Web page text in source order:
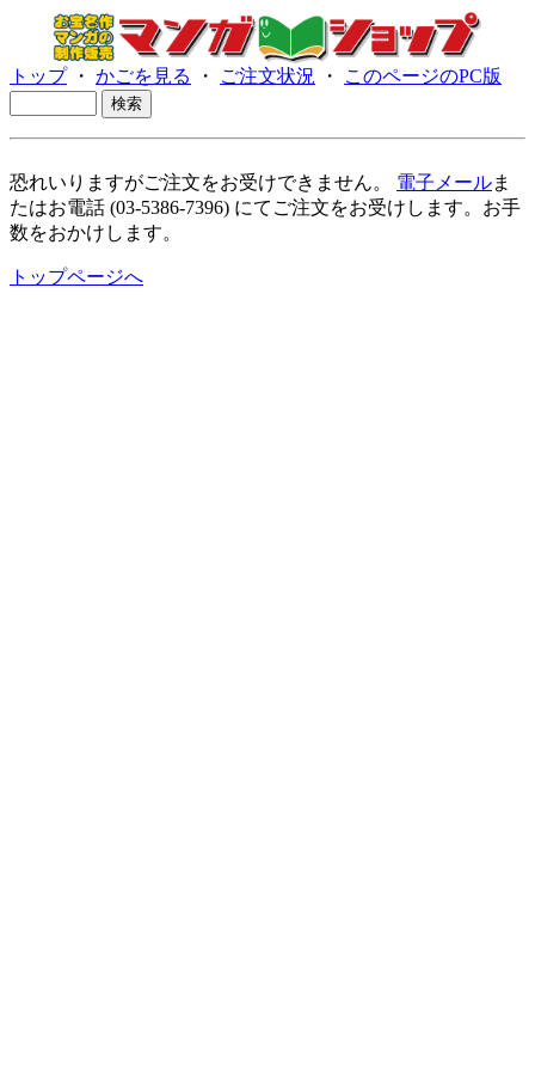
トップ・ かごを見る ・ ご注文状況 ・ このページのPC版
恐れいりますがご注文をお受けできません。 電子メールま
たはお電話 (03-5386-7396) にてご注文をお受けします。お手
数をおかけします。
トップページへ